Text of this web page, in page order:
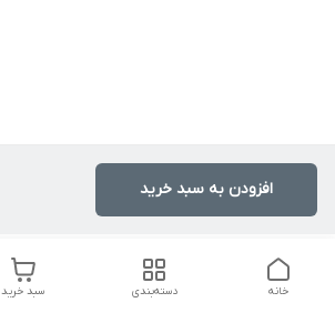
افزودن به سبد خرید
سبد خرید دسته‌بندی خانه